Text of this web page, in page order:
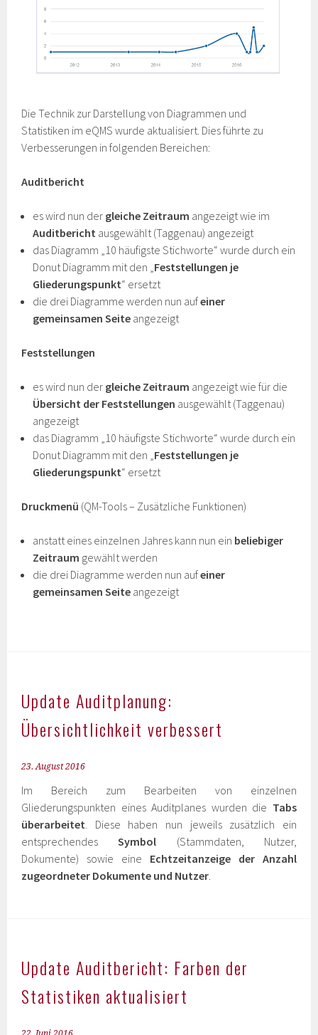
Die Technik zur Darstellung von Diagrammen und
Statistiken im eQMS wurde aktualisiert. Dies führte zu
Verbesserungen in folgenden Bereichen:
Auditbericht
es wird nun der gleiche Zeitraum angezeigt wie im
Auditbericht ausgewählt (Taggenau) angezeigt
das Diagramm „10 häufigste Stichworte“ wurde durch ein
Donut Diagramm mit den „ Feststellungen je
Gliederungspunkt“ ersetzt
die drei Diagramme werden nun aufeiner
gemeinsamen Seite angezeigt
Feststellungen
es wird nun der gleiche Zeitraum angezeigt wie für die
Übersicht der Feststellungen ausgewählt (Taggenau)
angezeigt
das Diagramm „10 häufigste Stichworte“ wurde durch ein
Donut Diagramm mit den „ Feststellungen je
Gliederungspunkt“ ersetzt
Druckmenü (QM-Tools – Zusätzliche Funktionen)
anstatt eines einzelnen Jahres kann nun ein beliebiger
Zeitraum gewählt werden
die drei Diagramme werden nun aufeiner
gemeinsamen Seite angezeigt
Update Auditplanung:
Übersichtlichkeit verbessert
23. August 2016
Im Bereich zum Bearbeiten von einzelnen
Gliederungspunkten eines Auditplanes wurden die Tabs
überarbeitet . Diese haben nun jeweils zusätzlich ein
entsprechendesSymbol (Stammdaten, Nutzer,
Dokumente) sowie eine Echtzeitanzeige der Anzahl
zugeordneter Dokumente und Nutzer
Update Auditbericht: Farben der
Statistiken aktualisiert